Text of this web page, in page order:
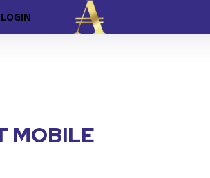
LOGIN
MOBILE